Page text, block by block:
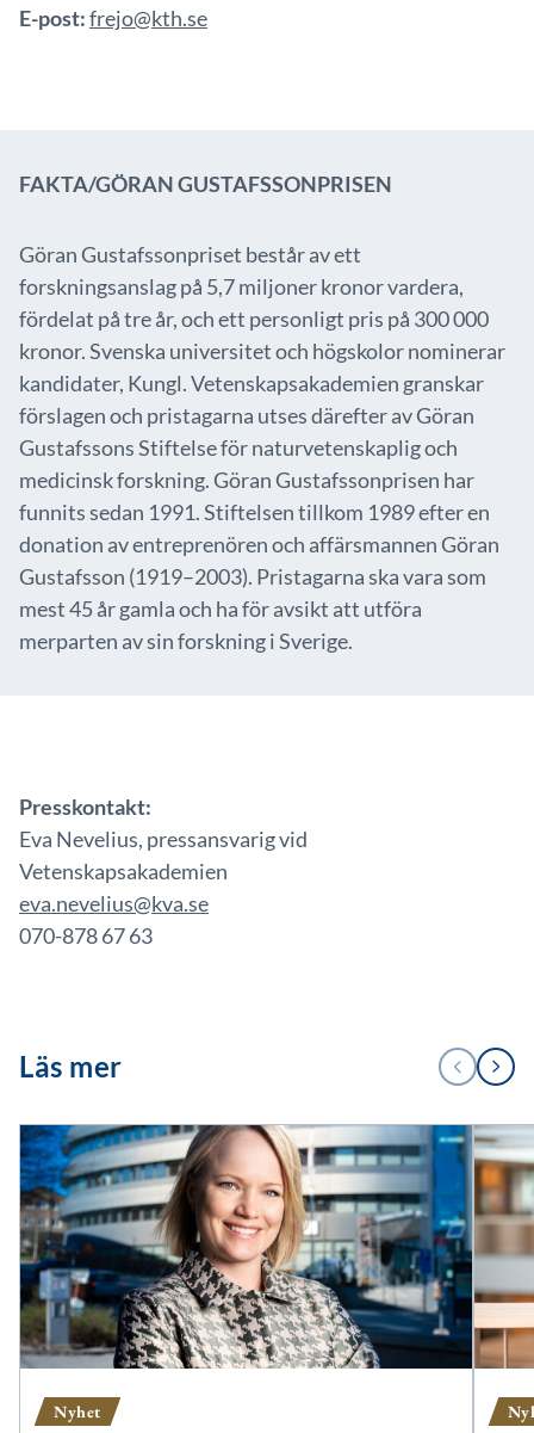
E-post:frejo@kth.se
FAKTA/GÖRAN GUSTAFSSONPRISEN
Göran Gustafssonpriset består av ett
forskningsanslag på 5,7 miljoner kronor vardera,
fördelat på tre år, och ett personligt pris på 300 000
kronor. Svenska universitet och högskolor nominerar
kandidater, Kungl. Vetenskapsakademien granskar
förslagen och pristagarna utses därefter av Göran
Gustafssons Stiftelse för naturvetenskaplig och
medicinsk forskning. Göran Gustafssonprisen har
funnits sedan 1991. Stiftelsen tillkom 1989 efter en
donation av entreprenören och affärsmannen Göran
Gustafsson (1919–2003). Pristagarna ska vara som
mest 45 år gamla och ha för avsikt att utföra
merparten av sin forskning i Sverige.
Presskontakt:
Eva Nevelius, pressansvarig vid
Vetenskapsakademien
eva.nevelius@kva.se
070-878 67 63
Läs mer
1
/
FÖREGÅENDE
NÄSTA
Nyhet